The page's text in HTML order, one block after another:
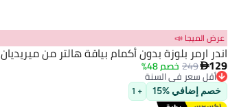
3
عرض الميجا 📣
اندر ارمر بلوزة بدون أكمام بياقة هالتر من ميريديان
129
249 خصم 48%
أقل سعر في السنة
توصيل مجاني
أقل سعر في السنة
خصم إضافي %15 + 1